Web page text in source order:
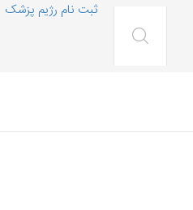
ثبت نام رژیم پزشک